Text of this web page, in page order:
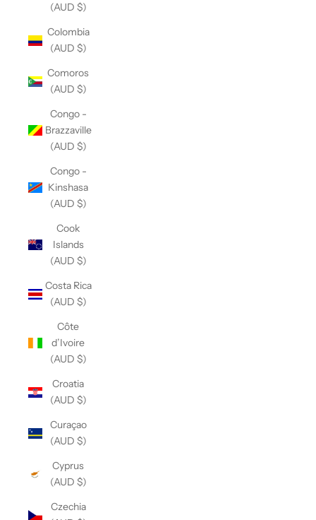
(AUD $)
Colombia
(AUD $)
Comoros
(AUD $)
Congo -
Brazzaville
(AUD $)
Congo -
Kinshasa
(AUD $)
Cook
Islands
(AUD $)
Costa Rica
(AUD $)
Côte
d’Ivoire
(AUD $)
Croatia
(AUD $)
Curaçao
(AUD $)
Cyprus
(AUD $)
Czechia